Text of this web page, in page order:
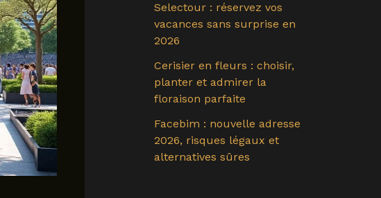
Selectour : réservez vos
vacances sans surprise en
2026
Cerisier en fleurs : choisir,
planter et admirer la
floraison parfaite
Facebim : nouvelle adresse
2026, risques légaux et
alternatives sûres